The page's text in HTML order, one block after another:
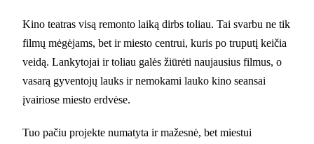
Kino teatras visą remonto laiką dirbs toliau. Tai svarbu ne tik
filmų mėgėjams, bet ir miesto centrui, kuris po truputį keičia
veidą. Lankytojai ir toliau galės žiūrėti naujausius filmus, o
vasarą gyventojų lauks ir nemokami lauko kino seansai
įvairiose miesto erdvėse.
Tuo pačiu projekte numatyta ir mažesnė, bet miestui